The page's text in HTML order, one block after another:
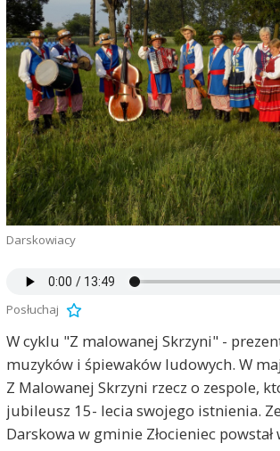
Darskowiacy
Posłuchaj
W cyklu "Z malowanej Skrzyni" -
muzyków i śpiewaków ludowych. W
Z Malowanej Skrzyni rzecz o zespole,
jubileusz 15- lecia swojego istnienia.
Darskowa w gminie Złocieniec